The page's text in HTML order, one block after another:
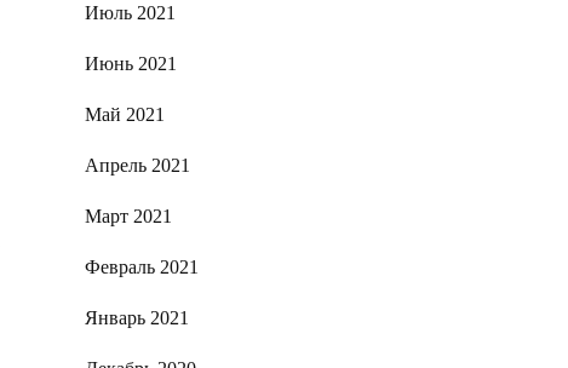
Июль 2021
Июнь 2021
Май 2021
Апрель 2021
Март 2021
Февраль 2021
Январь 2021